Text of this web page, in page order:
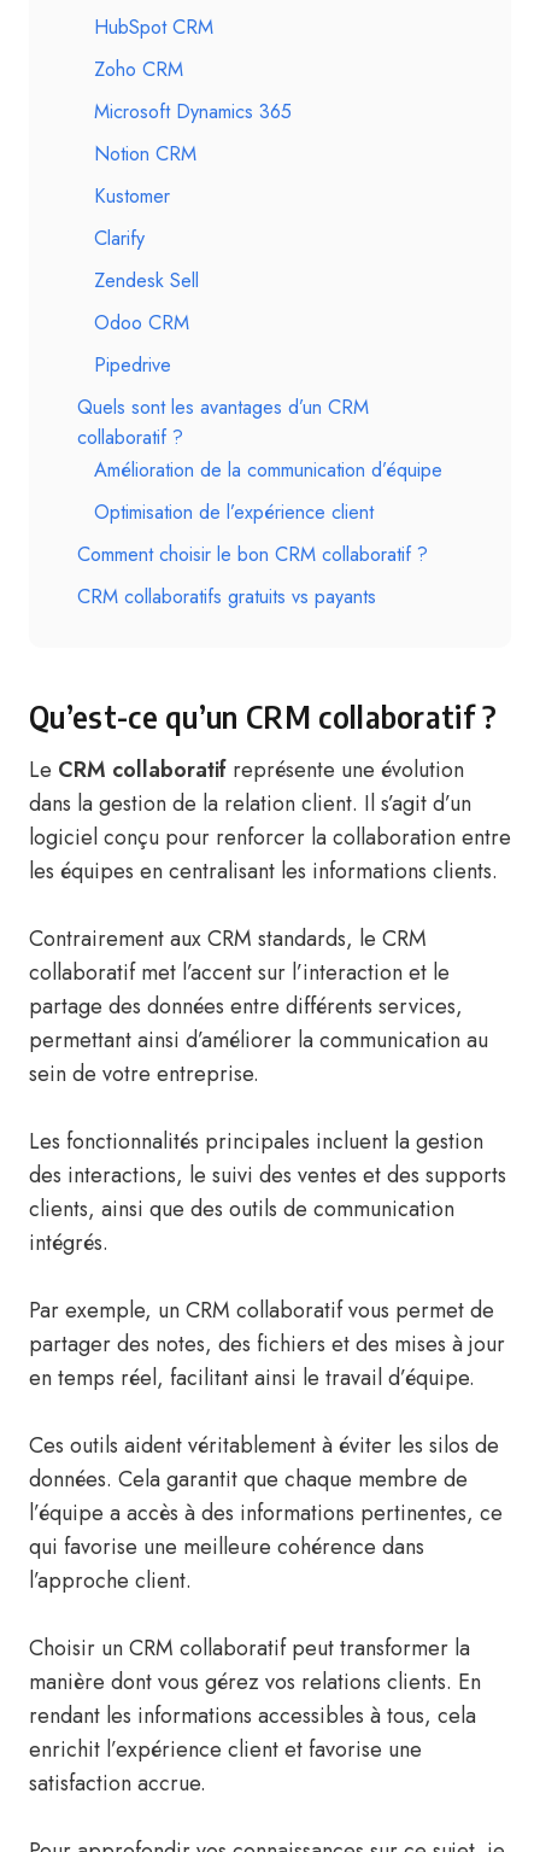
HubSpot CRM
Zoho CRM
Microsoft Dynamics 365
Notion CRM
Kustomer
Clarify
Zendesk Sell
Odoo CRM
Pipedrive
Quels sont les avantages d’un CRM
collaboratif ?
Amélioration de la communication d’équipe
Optimisation de l’expérience client
Comment choisir le bon CRM collaboratif ?
CRM collaboratifs gratuits vs payants
Qu’est-ce qu’un CRM collaboratif ?
Le CRM collaboratif représente une évolution
dans la gestion de la relation client. Il s’agit d’un
logiciel conçu pour renforcer la collaboration entre
les équipes en centralisant les informations clients.
Contrairement aux CRM standards, le CRM
collaboratif met l’accent sur l’interaction et le
partage des données entre différents services,
permettant ainsi d’améliorer la communication au
sein de votre entreprise.
Les fonctionnalités principales incluent la gestion
des interactions, le suivi des ventes et des supports
clients, ainsi que des outils de communication
intégrés.
Par exemple, un CRM collaboratif vous permet de
partager des notes, des fichiers et des mises à jour
en temps réel, facilitant ainsi le travail d’équipe.
Ces outils aident véritablement à éviter les silos de
données. Cela garantit que chaque membre de
l’équipe a accès à des informations pertinentes, ce
qui favorise une meilleure cohérence dans
l’approche client.
Choisir un CRM collaboratif peut transformer la
manière dont vous gérez vos relations clients. En
rendant les informations accessibles à tous, cela
enrichit l’expérience client et favorise une
satisfaction accrue.